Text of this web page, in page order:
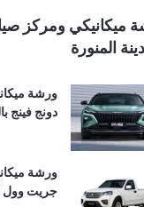
ميكانيكي ومركز
المنورة
ورشة
دونج فينج
ورشة
جريت وول